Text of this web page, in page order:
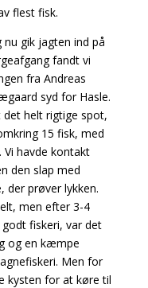
flest fisk.
gik jagten ind på
fandt vi
fra Andreas
syd for Hasle.
det helt rigtige spot,
15 fisk, med
havde kontakt
den slap med
prøver lykken.
men efter 3-4
fiskeri, var det
og en kæmpe
Men for
kysten for at køre til